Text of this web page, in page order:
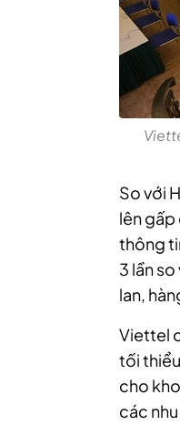
So với
lên
thông
3 lần
lan,
Viettel
tối
cho
các